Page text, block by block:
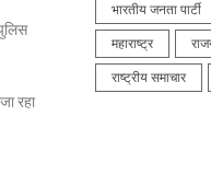
रहा
भारतीय जनता पार्टी
महाराष्ट्र
राष्ट्रीय समाचार